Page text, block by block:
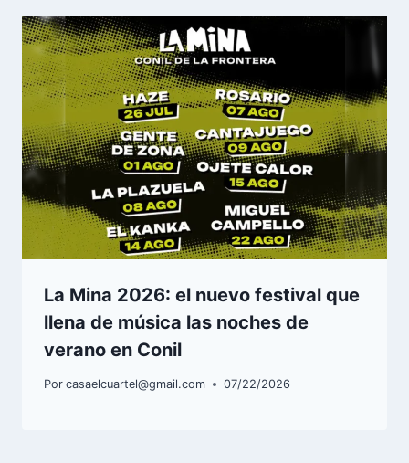
La Mina 2026: el nuevo festival que
llena de música las noches de
verano en Conil
Por casaelcuartel@gmail.com 07/22/2026